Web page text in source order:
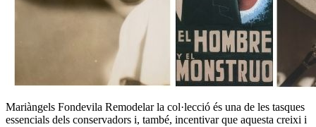
Mariàngels Fondevila Remodelar la col·lecció és una de les tasques
essencials dels conservadors i, també, incentivar que aquesta creixi i